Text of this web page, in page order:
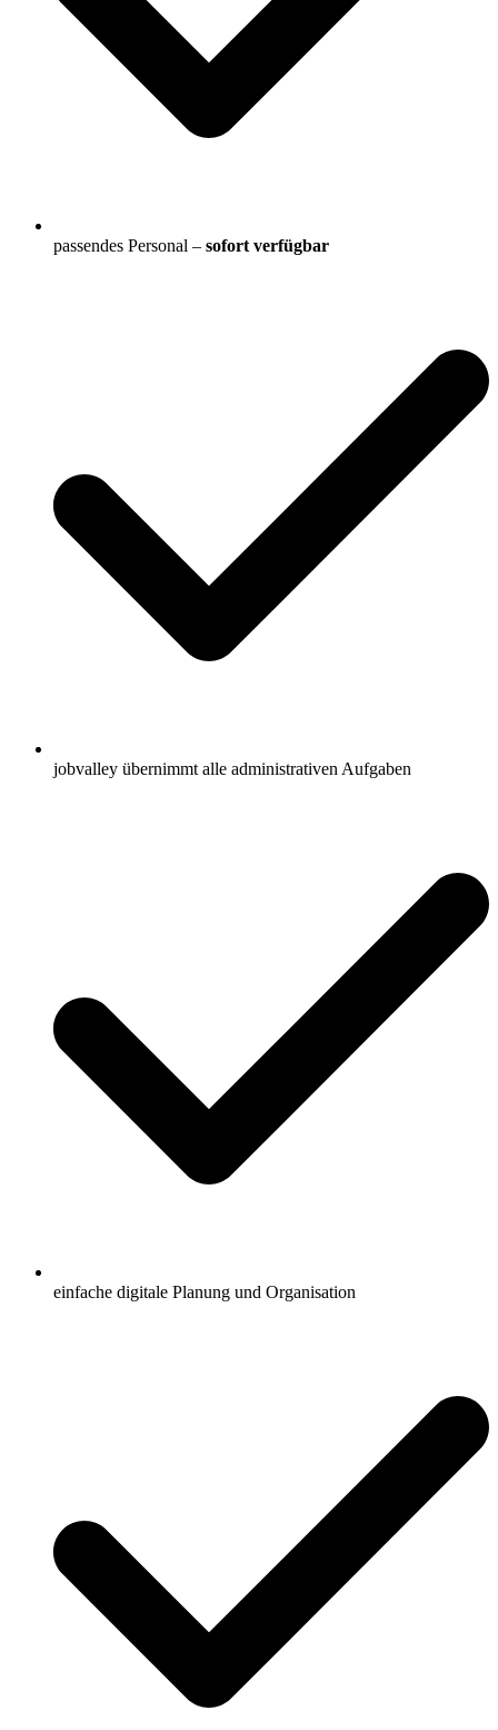
passendes Personal – sofort verfügbar
jobvalley übernimmt alle administrativen Aufgaben
einfache digitale Planung und Organisation